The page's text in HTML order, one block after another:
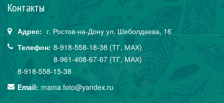
Контакты
Адрес: г. Ростов-на-Дону ул. Шеболдаева, 16
Телефон: 8-918-558-18-38 (ТГ, МАХ)
8-961-408-67-67 (ТГ, МАХ)
8-918-558-15-38
Email: mama.foto@yandex.ru